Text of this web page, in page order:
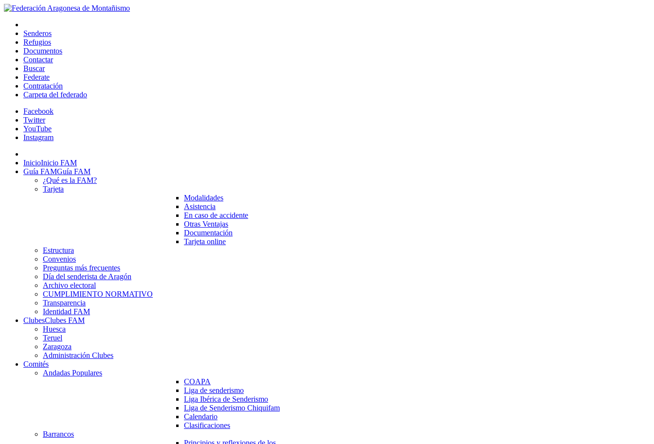
Senderos
Refugios
Documentos
Contactar
Buscar
Federate
Contratación
Carpeta del federado
Facebook
Twitter
YouTube
Instagram
InicioInicio FAM
Guía FAMGuía FAM
¿Qué es la FAM?
Tarjeta
Modalidades
Asistencia
En caso de accidente
Otras Ventajas
Documentación
Tarjeta online
Estructura
Convenios
Preguntas más frecuentes
Día del senderista de Aragón
Archivo electoral
CUMPLIMIENTO NORMATIVO
Transparencia
Identidad FAM
ClubesClubes FAM
Huesca
Teruel
Zaragoza
Administración Clubes
Comités
Andadas Populares
COAPA
Liga de senderismo
Liga Ibérica de Senderismo
Liga de Senderismo Chiquifam
Calendario
Clasificaciones
Barrancos